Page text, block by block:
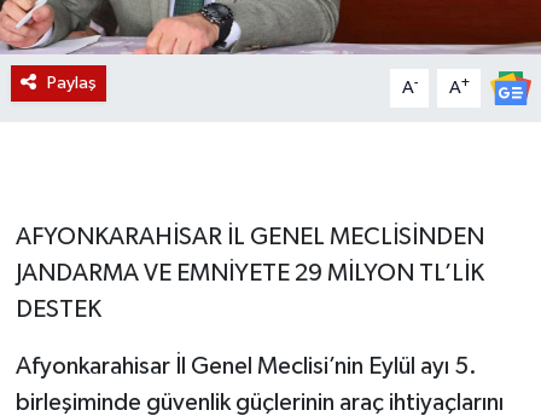
Paylaş A- A+
AFYONKARAHİSAR İL GENEL MECLİSİNDEN
JANDARMA VE EMNİYETE 29 MİLYON TL’LİK
DESTEK
Afyonkarahisar İl Genel Meclisi’nin Eylül ayı 5.
birleşiminde güvenlik güçlerinin araç ihtiyaçlarını